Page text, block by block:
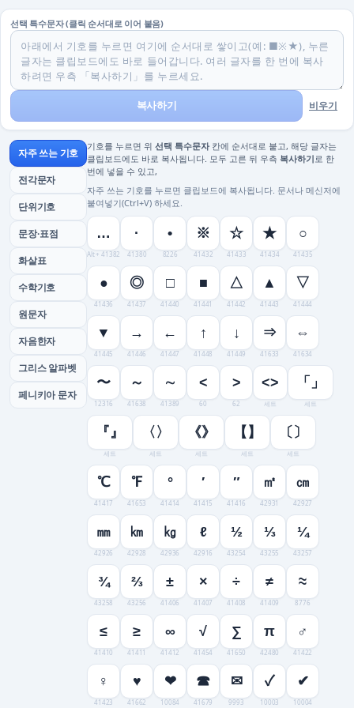
선택 특수문자 (클릭 순서대로 이어 붙음)
복사하기 비우기
자주 쓰는 기호
전각문자
단위기호
문장·표점
화살표
수학기호
원문자
자음한자
그리스 알파벳
페니키아 문자
기호를 누르면 위선택 특수문자 칸에 순서대로 붙고, 해당 글자는
클립보드에도 바로 복사됩니다. 모두 고른 뒤 우측 복사하기로 한
번에 넣을 수 있고,
자주 쓰는 기호를 누르면 클립보드에 복사됩니다. 문서나 메신저에
붙여넣기(Ctrl+V) 하세요.
…
Alt + 41382
·
41380
•
8226
※
41432
☆
41433
★
41434
○
41435
●
41436
◎
41437
□
41440
■
41441
△
41442
▲
41443
▽
41444
▼
41445
→
41446
←
41447
↑
41448
↓
41449
⇒
41633
⇔
41634
〜
12316
～
41638
∼
41389
<
60
>
62
<>
세트
「」
세트
『』
세트
〈〉
세트
《》
세트
【】
세트
〔〕
세트
℃
41417
℉
41653
°
41414
′
41415
″
41416
㎡
42931
㎝
42927
㎜
42926
㎞
42928
㎏
42936
ℓ
42916
½
43254
⅓
43255
¼
43257
¾
43258
⅔
43256
±
41406
×
41407
÷
41408
≠
41409
≈
8776
≤
41410
≥
41411
∞
41412
√
41454
∑
41650
π
42480
♂
41422
♀
41423
♥
41662
❤
10084
☎
41679
✉
9993
✓
10003
✔
10004